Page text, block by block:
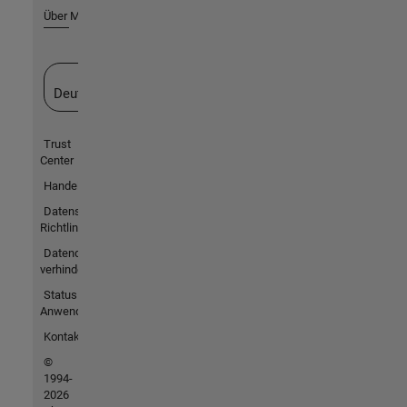
Über MathWorks
Deutschland
Trust
Center
Handelsmarken
Datenschutz-
Richtlinien
Datendiebstahl
verhindern
Status von
Anwendungen
Kontakt
©
1994-
2026